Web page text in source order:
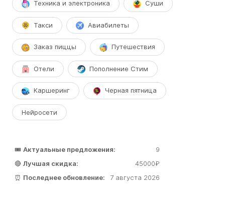
Техника и электроника Суши
Такси Авиабилеты
Заказ пиццы Путешествия
Отели Пополнение Стим
Каршеринг Черная пятница
Нейросети
🎟️ Актуальные предложения:
9
🔴 Лучшая скидка:
45000₽
⏰ Последнее обновление: 7 августа 2026